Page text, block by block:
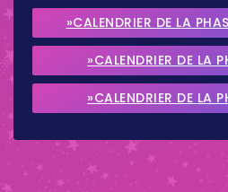
»CALENDRIER DE LA
2026
»CALENDRIER DE LA
SEPTEMBRE
»CALENDRIER DE LA